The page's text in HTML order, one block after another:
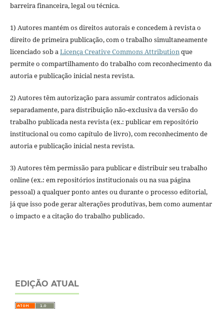
barreira financeira, legal ou técnica.
1) Autores mantém os direitos autorais e concedem à revista o
direito de primeira publicação, com o trabalho simultaneamente
licenciado sob aLicença Creative Commons Attributionque
permite o compartilhamento do trabalho com reconhecimento da
autoria e publicação inicial nesta revista.
2) Autores têm autorização para assumir contratos adicionais
separadamente, para distribuição não-exclusiva da versão do
trabalho publicada nesta revista (ex.: publicar em repositório
institucional ou como capítulo de livro), com reconhecimento de
autoria e publicação inicial nesta revista.
3) Autores têm permissão para publicar e distribuir seu trabalho
online (ex.: em repositórios institucionais ou na sua página
pessoal) a qualquer ponto antes ou durante o processo editorial,
já que isso pode gerar alterações produtivas, bem como aumentar
o impacto e a citação do trabalho publicado.
EDIÇÃO ATUAL